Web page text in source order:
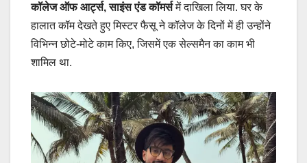
कॉलेज ऑफ आर्ट्स, साइंस एंड कॉमर्समें दाखिला लिया. घर के
हालात कॉम देखते हुए मिस्टर फैसू ने कॉलेज के दिनों में ही उन्होंने
विभिन्न छोटे-मोटे काम किए, जिसमें एक सेल्समैन का काम भी
शामिल था.